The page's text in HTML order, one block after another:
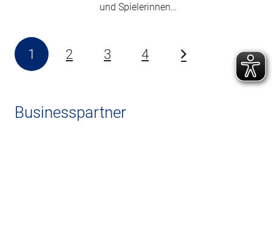
und Spielerinnen…
1 2 3 4
Businesspartner